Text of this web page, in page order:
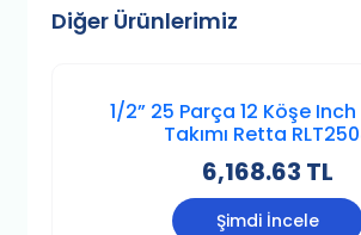
Diğer Ürünlerimiz
1/2” 25 Parça 12 Köşe
Takımı Retta
6,168.63 TL
Şimdi İncele